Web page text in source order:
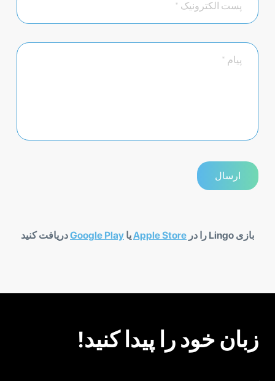
بازی Lingo را در Apple Storeیا Google Playدریافت کنید
زبان خود را پیدا کنید!